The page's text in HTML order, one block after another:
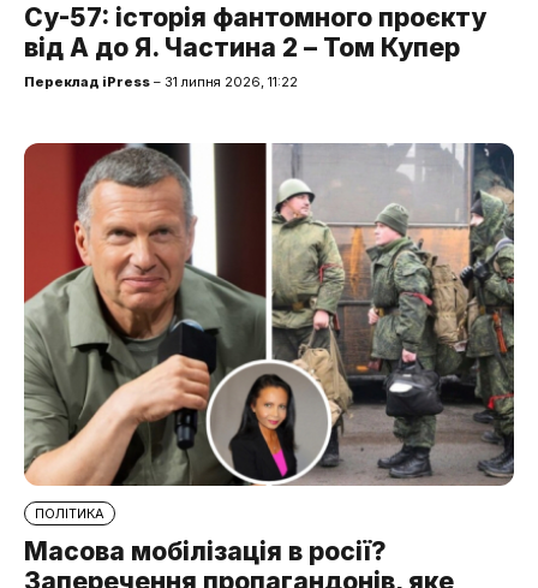
Су-57: історія фантомного проєкту
від А до Я. Частина 2 – Том Купер
Переклад iPress – 31 липня 2026, 11:22
ПОЛІТИКА
Масова мобілізація в росії?
Заперечення пропагандонів, яке